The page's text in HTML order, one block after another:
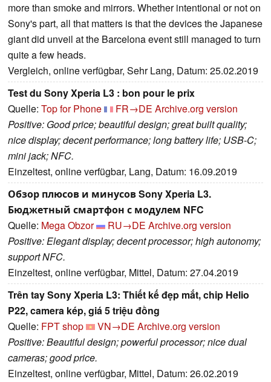
more than smoke and mirrors. Whether intentional or not on
Sony's part, all that matters is that the devices the Japanese
giant did unveil at the Barcelona event still managed to turn
quite a few heads.
Vergleich, online verfügbar, Sehr Lang, Datum: 25.02.2019
Test du Sony Xperia L3 : bon pour le prix
Quelle: Top for Phone FR→DE Archive.org version
Positive: Good price; beautiful design; great built quality;
nice display; decent performance; long battery life; USB-C;
mini jack; NFC.
Einzeltest, online verfügbar, Lang, Datum: 16.09.2019
Обзор плюсов и минусов Sony Xperia L3.
Бюджетный смартфон с модулем NFC
Quelle: Mega Obzor RU→DE Archive.org version
Positive: Elegant display; decent processor; high autonomy;
support NFC.
Einzeltest, online verfügbar, Mittel, Datum: 27.04.2019
Trên tay Sony Xperia L3: Thiết kế đẹp mắt, chip Helio
P22, camera kép, giá 5 triệu đồng
Quelle: FPT shop VN→DE Archive.org version
Positive: Beautiful design; powerful processor; nice dual
cameras; good price.
Einzeltest, online verfügbar, Mittel, Datum: 26.02.2019